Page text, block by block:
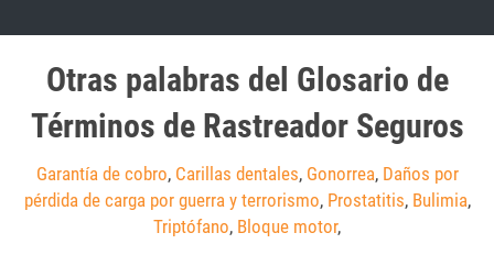
Otras palabras del Glosario de
Términos de Rastreador Seguros
Garantía de cobro, Carillas dentales, Gonorrea, Daños por
pérdida de carga por guerra y terrorismo, Prostatitis, Bulimia,
Triptófano, Bloque motor,